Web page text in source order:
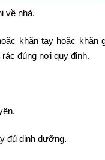
về nhà.
khăn tay hoặc khăn
đúng nơi quy định.
đủ dinh dưỡng.